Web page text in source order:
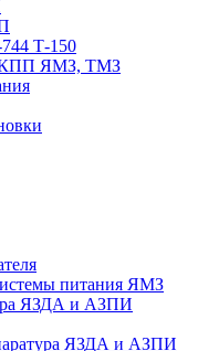
Т-150
КПП ЯМЗ, ТМЗ
питания ЯМЗ
ЯЗДА и АЗПИ
ЯЗДА и АЗПИ